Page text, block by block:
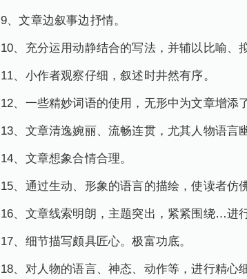
9、文章边叙事边抒情。
10、充分运用动静结合的写法，并辅以比喻、
11、小作者观察仔细，叙述时井然有序。
12、一些精妙词语的使用，无形中为文章增添
13、文章清逸婉丽、流畅连贯，尤其人物语言
14、文章想象合情合理。
15、通过生动、形象的语言的描绘，使读者仿
16、文章线索明朗，主题突出，紧紧围绕…进行
17、细节描写颇具匠心。极富功底。
18、对人物的语言、神态、动作等，进行精心